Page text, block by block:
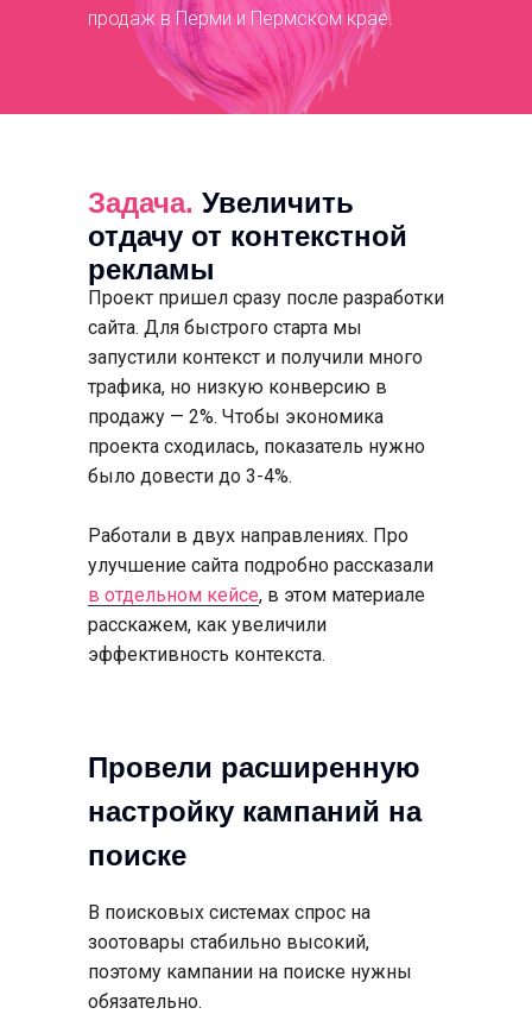
продаж в Перми и Пермском крае.
Задача. Увеличить
отдачу от контекстной
рекламы
Проект пришел сразу после разработки
сайта. Для быстрого старта мы
запустили контекст и получили много
трафика, но низкую конверсию в
продажу — 2%. Чтобы экономика
проекта сходилась, показатель нужно
было довести до 3-4%.
Работали в двух направлениях. Про
улучшение сайта подробно рассказали
в отдельном кейсе, в этом материале
расскажем, как увеличили
эффективность контекста.
Провели расширенную
настройку кампаний на
поиске
В поисковых системах спрос на
зоотовары стабильно высокий,
поэтому кампании на поиске нужны
обязательно.